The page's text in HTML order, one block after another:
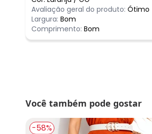
Avaliação geral do produto: Ótimo
Largura: Bom
Comprimento: Bom
Você também pode gostar
-58%